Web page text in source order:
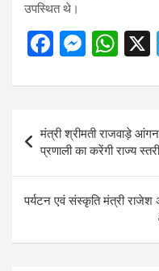
उपस्थित थे।
F
ce
b
o
o
k
M
se
n
g
er
W
at
s
A
p
p
navigation
मंत्री श्रीमती राजवाड़े
प्रणाली का करेंगी राज्य
पर्यटन एवं संस्कृति मंत्री राजेश